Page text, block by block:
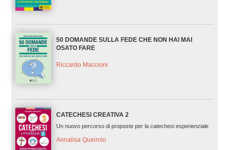
50 DOMANDE SULLA FEDE CHE NON HAI MAI
OSATO FARE
Riccardo Maccioni
CATECHESI CREATIVA 2
Un nuovo percorso di proposte per la catechesi esperienziale
Annalisa Queirolo